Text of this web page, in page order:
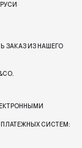
ЗАКАЗ ИЗ НАШЕГО
СИСТЕМ: